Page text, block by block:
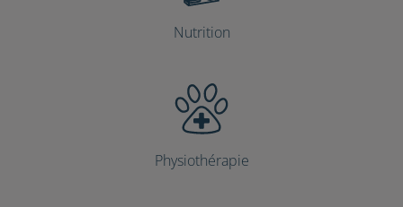
Nutrition
Physiothérapie